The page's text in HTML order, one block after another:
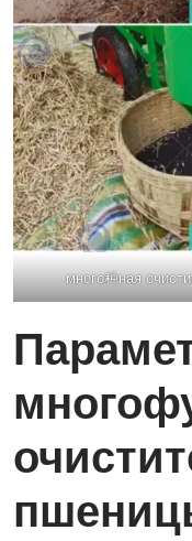
много种ная